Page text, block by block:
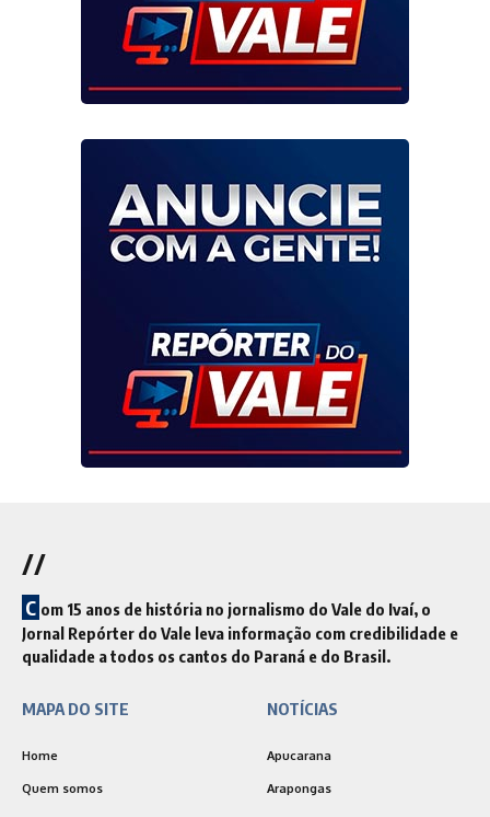
//
C om 15 anos de história no jornalismo do Vale do Ivaí, o
Jornal Repórter do Vale leva informação com credibilidade e
qualidade a todos os cantos do Paraná e do Brasil.
MAPA DO SITE
Home
Quem somos
NOTÍCIAS
Apucarana
Arapongas